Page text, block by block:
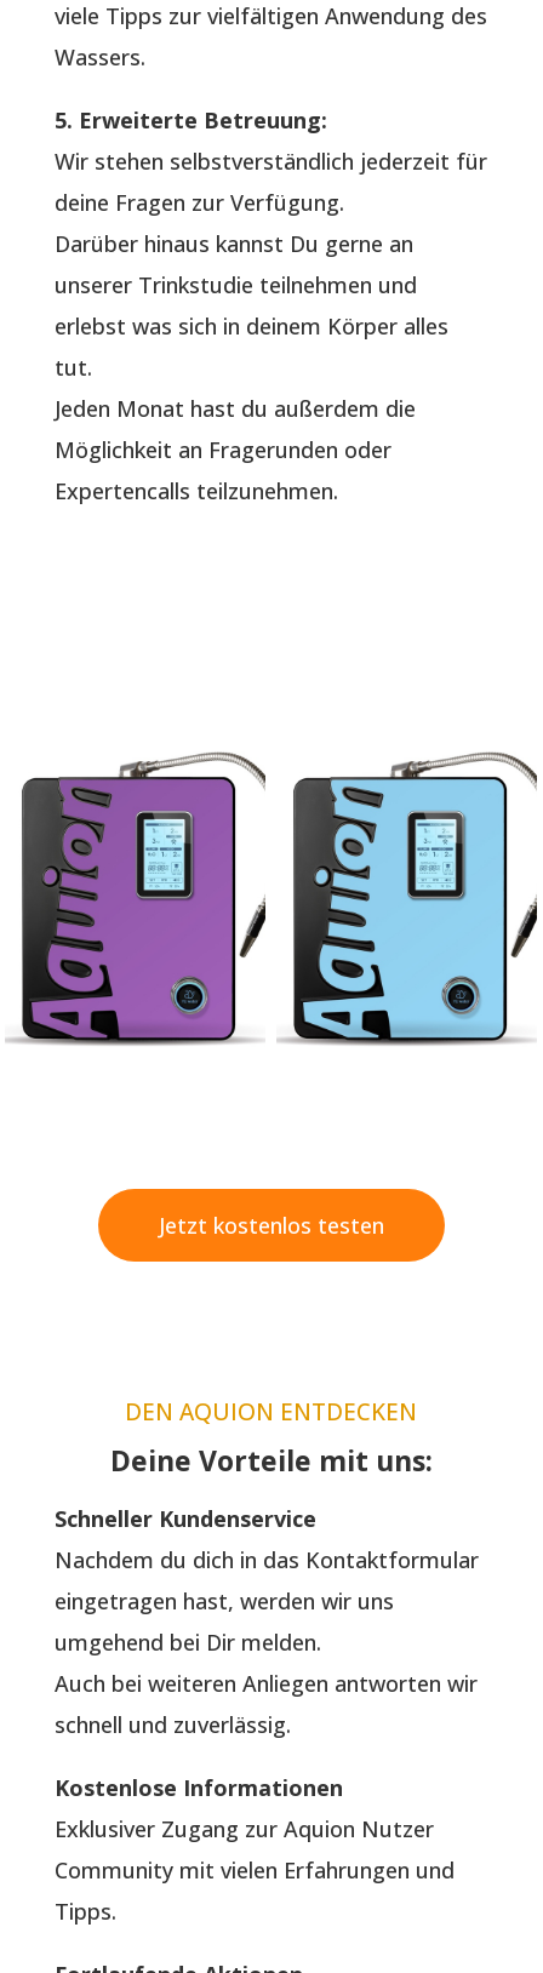
viele Tipps zur vielfältigen Anwendung des
Wassers.
5. Erweiterte Betreuung:
Wir stehen selbstverständlich jederzeit für
deine Fragen zur Verfügung.
Darüber hinaus kannst Du gerne an
unserer Trinkstudie teilnehmen und
erlebst was sich in deinem Körper alles
tut.
Jeden Monat hast du außerdem die
Möglichkeit an Fragerunden oder
Expertencalls teilzunehmen.
Jetzt kostenlos testen
DEN AQUION ENTDECKEN
Deine Vorteile mit uns:
Schneller Kundenservice
Nachdem du dich in das Kontaktformular
eingetragen hast, werden wir uns
umgehend bei Dir melden.
Auch bei weiteren Anliegen antworten wir
schnell und zuverlässig.
Kostenlose Informationen
Exklusiver Zugang zur Aquion Nutzer
Community mit vielen Erfahrungen und
Tipps.